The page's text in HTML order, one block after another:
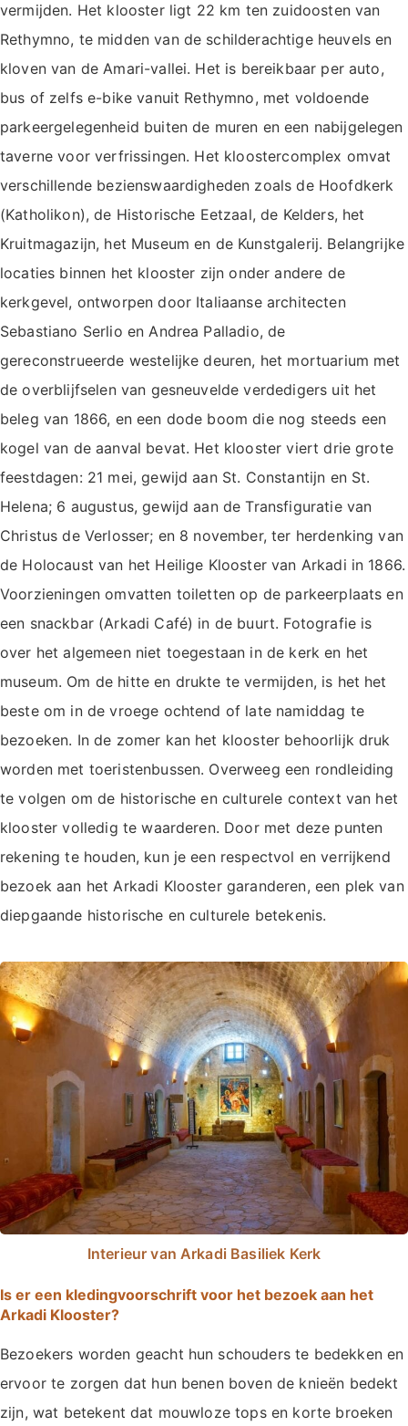
vermijden. Het klooster ligt 22 km ten zuidoosten van
Rethymno, te midden van de schilderachtige heuvels en
kloven van de Amari-vallei. Het is bereikbaar per auto,
bus of zelfs e-bike vanuit Rethymno, met voldoende
parkeergelegenheid buiten de muren en een nabijgelegen
taverne voor verfrissingen. Het kloostercomplex omvat
verschillende bezienswaardigheden zoals de Hoofdkerk
(Katholikon), de Historische Eetzaal, de Kelders, het
Kruitmagazijn, het Museum en de Kunstgalerij. Belangrijke
locaties binnen het klooster zijn onder andere de
kerkgevel, ontworpen door Italiaanse architecten
Sebastiano Serlio en Andrea Palladio, de
gereconstrueerde westelijke deuren, het mortuarium met
de overblijfselen van gesneuvelde verdedigers uit het
beleg van 1866, en een dode boom die nog steeds een
kogel van de aanval bevat. Het klooster viert drie grote
feestdagen: 21 mei, gewijd aan St. Constantijn en St.
Helena; 6 augustus, gewijd aan de Transfiguratie van
Christus de Verlosser; en 8 november, ter herdenking van
de Holocaust van het Heilige Klooster van Arkadi in 1866.
Voorzieningen omvatten toiletten op de parkeerplaats en
een snackbar (Arkadi Café) in de buurt. Fotografie is
over het algemeen niet toegestaan in de kerk en het
museum. Om de hitte en drukte te vermijden, is het het
beste om in de vroege ochtend of late namiddag te
bezoeken. In de zomer kan het klooster behoorlijk druk
worden met toeristenbussen. Overweeg een rondleiding
te volgen om de historische en culturele context van het
klooster volledig te waarderen. Door met deze punten
rekening te houden, kun je een respectvol en verrijkend
bezoek aan het Arkadi Klooster garanderen, een plek van
diepgaande historische en culturele betekenis.
Interieur van Arkadi Basiliek Kerk
Is er een kledingvoorschrift voor het bezoek aan het
Arkadi Klooster?
Bezoekers worden geacht hun schouders te bedekken en
ervoor te zorgen dat hun benen boven de knieën bedekt
zijn, wat betekent dat mouwloze tops en korte broeken